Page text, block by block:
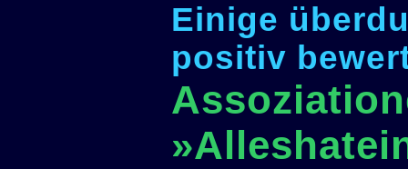
Einige
positiv